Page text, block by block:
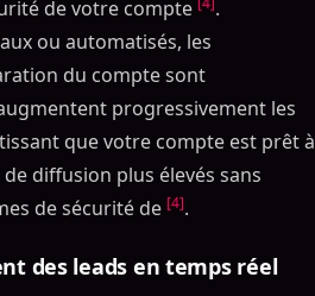
de votre compte
.
ou automatisés, les
du compte sont
progressivement les
que votre compte est prêt à
diffusion plus élevés sans
de sécurité de [4].
des leads en temps réel